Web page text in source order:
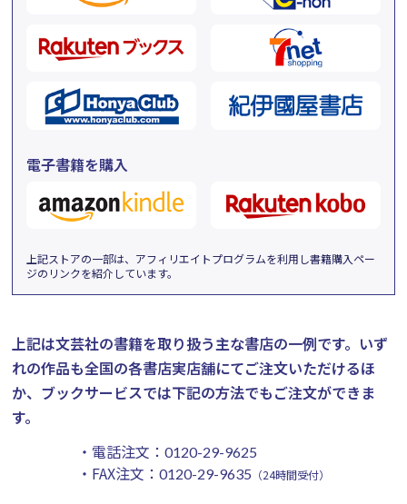
電子書籍を購入
上記ストアの一部は、アフィリエイトプログラムを利用し書籍購入ペー
ジのリンクを紹介しています。
上記は文芸社の書籍を取り扱う主な書店の一例です。 いず
れの作品も全国の各書店実店舗にてご注文いただけるほ
か、ブックサービスでは下記の方法でもご注文ができま
す。
・電話注文： 0120-29-9625
・FAX注文： 0120-29-9635 （24時間受付）